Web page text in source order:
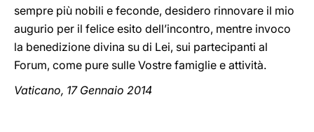
sempre più nobili e feconde, desidero rinnovare il mio
augurio per il felice esito dell’incontro, mentre invoco
la benedizione divina su di Lei, sui partecipanti al
Forum, come pure sulle Vostre famiglie e attività.
Vaticano, 17 Gennaio 2014